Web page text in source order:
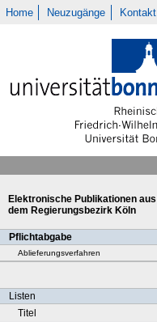
Home Neuzugänge Kontakt
Elektronische Publikationen aus
dem Regierungsbezirk Köln
Pflichtabgabe
Ablieferungsverfahren
Listen
Titel